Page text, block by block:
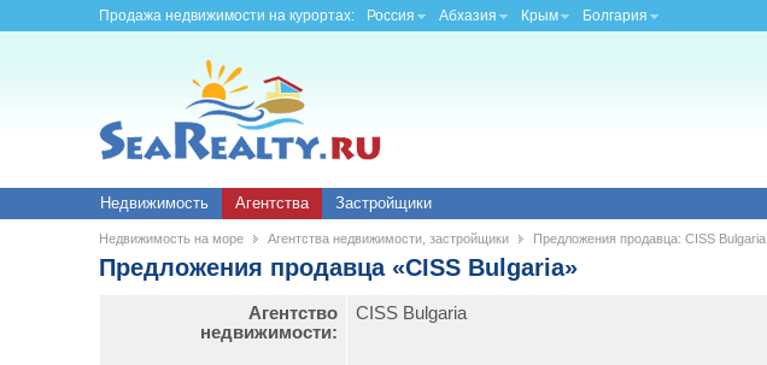
Продажа недвижимости на курортах: Россия Абхазия Крым Болгария
Недвижимость Агентства Застройщики
Недвижимость на море Агентства недвижимости, застройщики Предложения продавца: CISS Bulgaria
Предложения продавца «CISS Bulgaria»
Агентство
недвижимости:
CISS Bulgaria